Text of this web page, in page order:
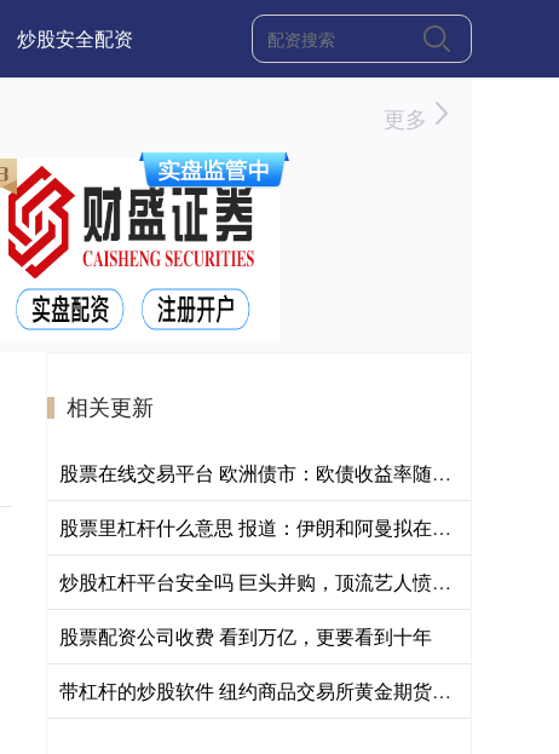
炒股安全配资
更多
相关更新
股票在线交易平台 欧洲债市：欧债收益率随油价走高 央行加息押注升温
股票里杠杆什么意思 报道：伊朗和阿曼拟在霍尔木兹海峡开辟“中央走廊”
炒股杠杆平台安全吗 巨头并购，顶流艺人愤怒发声
股票配资公司收费 看到万亿，更要看到十年
带杠杆的炒股软件 纽约商品交易所黄金期货结算价上涨1.53%，报每盎司4095.40美元